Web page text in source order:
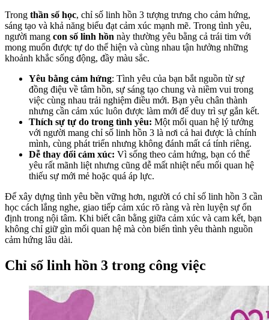
Trong thần số học, chỉ số linh hồn 3 tượng trưng cho cảm hứng,
sáng tạo và khả năng biểu đạt cảm xúc mạnh mẽ. Trong tình yêu,
người mang con số linh hồn này thường yêu bằng cả trái tim với
mong muốn được tự do thể hiện và cùng nhau tận hưởng những
khoảnh khắc sống động, đầy màu sắc.
Yêu bằng cảm hứng: Tình yêu của bạn bắt nguồn từ sự
đồng điệu về tâm hồn, sự sáng tạo chung và niềm vui trong
việc cùng nhau trải nghiệm điều mới. Bạn yêu chân thành
nhưng cần cảm xúc luôn được làm mới để duy trì sự gắn kết.
Thích sự tự do trong tình yêu: Một mối quan hệ lý tưởng
với người mang chỉ số linh hồn 3 là nơi cả hai được là chính
mình, cùng phát triển nhưng không đánh mất cá tính riêng.
Dễ thay đổi cảm xúc: Vì sống theo cảm hứng, bạn có thể
yêu rất mãnh liệt nhưng cũng dễ mất nhiệt nếu mối quan hệ
thiếu sự mới mẻ hoặc quá áp lực.
Để xây dựng tình yêu bền vững hơn, người có chỉ số linh hồn 3 cần
học cách lắng nghe, giao tiếp cảm xúc rõ ràng và rèn luyện sự ổn
định trong nội tâm. Khi biết cân bằng giữa cảm xúc và cam kết, bạn
không chỉ giữ gìn mối quan hệ mà còn biến tình yêu thành nguồn
cảm hứng lâu dài.
Chỉ số linh hồn 3 trong công việc